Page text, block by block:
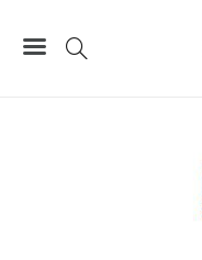
SIM Wind3 Numero